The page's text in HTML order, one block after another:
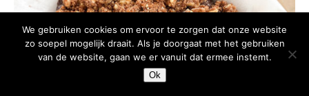
We gebruiken cookies om ervoor te zorgen dat onze website
zo soepel mogelijk draait. Als je doorgaat met het gebruiken
van de website, gaan we er vanuit dat ermee instemt.
Ok